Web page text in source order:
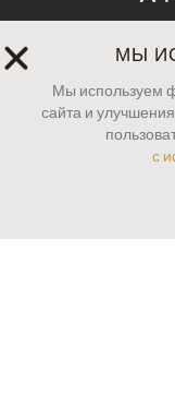
МЫ
Мы используем
сайта и
с